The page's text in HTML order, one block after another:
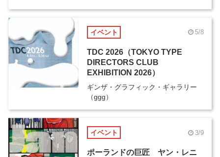
イベント 5/8
TDC 2026（TOKYO TYPE
DIRECTORS CLUB
EXHIBITION 2026）
ギンザ・グラフィック・ギャラリー
（ggg）
イベント 3/9
ポーランドの巨匠 ヤン・レニ